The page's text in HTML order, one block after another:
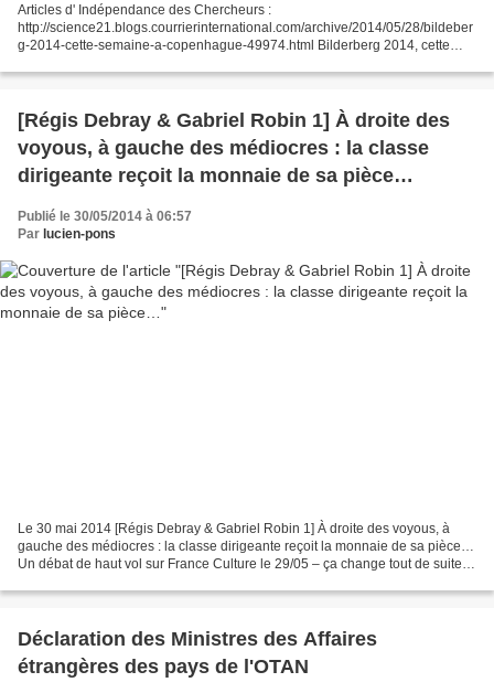
Articles d' Indépendance des Chercheurs :
http://science21.blogs.courrierinternational.com/archive/2014/05/28/bildeber
g-2014-cette-semaine-a-copenhague-49974.html Bilderberg 2014, cette
Commission...
[Régis Debray & Gabriel Robin 1] À droite des
voyous, à gauche des médiocres : la classe
dirigeante reçoit la monnaie de sa pièce…
Publié le 30/05/2014 à 06:57
Par lucien-pons
Le 30 mai 2014 [Régis Debray & Gabriel Robin 1] À droite des voyous, à
gauche des médiocres : la classe dirigeante reçoit la monnaie de sa pièce…
Un débat de haut vol sur France Culture le 29/05 – ça change tout de suite
Déclaration des Ministres des Affaires
étrangères des pays de l'OTAN